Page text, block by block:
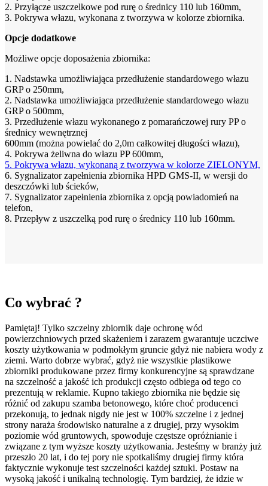
2. Przyłącze uszczelkowe pod rurę o średnicy 110 lub 160mm,
3. Pokrywa włazu, wykonana z tworzywa w kolorze zbiornika.
Opcje dodatkowe
Możliwe opcje doposażenia zbiornika:
1. Nadstawka umożliwiająca przedłużenie standardowego włazu
GRP o 250mm,
2. Nadstawka umożliwiająca przedłużenie standardowego włazu
GRP o 500mm,
3. Przedłużenie włazu wykonanego z pomarańczowej rury PP o
średnicy wewnętrznej
600mm (można powielać do 2,0m całkowitej długości włazu),
4. Pokrywa żeliwna do włazu PP 600mm,
5. Pokrywa włazu, wykonaną z tworzywa w kolorze ZIELONYM,
6. Sygnalizator zapełnienia zbiornika HPD GMS-II, w wersji do
deszczówki lub ścieków,
7. Sygnalizator zapełnienia zbiornika z opcją powiadomień na
telefon,
8. Przepływ z uszczelką pod rurę o średnicy 110 lub 160mm.
Co wybrać ?
Pamiętaj! Tylko szczelny zbiornik daje ochronę wód
powierzchniowych przed skażeniem i zarazem gwarantuje uczciwe
koszty użytkowania w podmokłym gruncie gdyż nie nabiera wody z
ziemi. Warto dobrze wybrać, gdyż nie wszystkie plastikowe
zbiorniki produkowane przez firmy konkurencyjne są sprawdzane
na szczelność a jakość ich produkcji często odbiega od tego co
prezentują w reklamie. Kupno takiego zbiornika nie będzie się
różnić od zakupu szamba betonowego, które choć producenci
przekonują, to jednak nigdy nie jest w 100% szczelne i z jednej
strony naraża środowisko naturalne a z drugiej, przy wysokim
poziomie wód gruntowych, spowoduje częstsze opróżnianie i
związane z tym wyższe koszty użytkowania. Jesteśmy w branży już
przeszło 20 lat, i do tej pory nie spotkaliśmy drugiej firmy która
faktycznie wykonuje test szczelności każdej sztuki. Postaw na
wysoką jakość i unikalną technologię. Tym bardziej, że idzie w